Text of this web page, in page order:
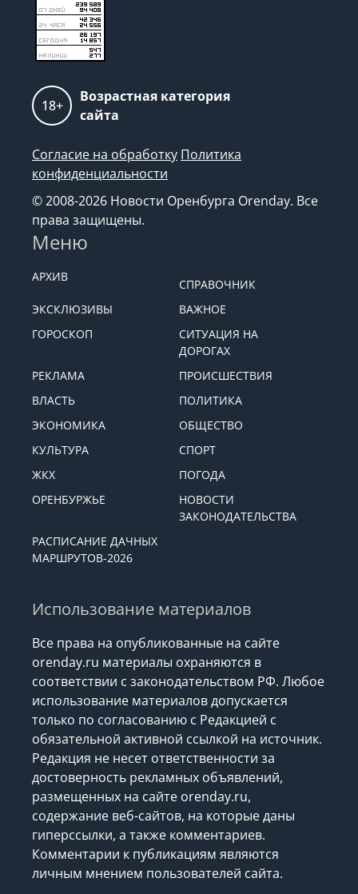
18+
Возрастная категория
сайта
Согласие на обработку Политика
конфиденциальности
© 2008-2026 Новости Оренбурга Orenday. Все
права защищены.
Меню
АРХИВ
СПРАВОЧНИК
ЭКСКЛЮЗИВЫ
ВАЖНОЕ
ГОРОСКОП
СИТУАЦИЯ НА
ДОРОГАХ
РЕКЛАМА
ПРОИСШЕСТВИЯ
ВЛАСТЬ
ПОЛИТИКА
ЭКОНОМИКА
ОБЩЕСТВО
КУЛЬТУРА
СПОРТ
ЖКХ
ПОГОДА
ОРЕНБУРЖЬЕ
НОВОСТИ
ЗАКОНОДАТЕЛЬСТВА
РАСПИСАНИЕ ДАЧНЫХ
МАРШРУТОВ-2026
Использование материалов
Все права на опубликованные на сайте
orenday.ru материалы охраняются в
соответствии с законодательством РФ. Любое
использование материалов допускается
только по согласованию с Редакцией с
обязательной активной ссылкой на источник.
Редакция не несет ответственности за
достоверность рекламных объявлений,
размещенных на сайте orenday.ru,
содержание веб-сайтов, на которые даны
гиперссылки, а также комментариев.
Комментарии к публикациям являются
личным мнением пользователей сайта.